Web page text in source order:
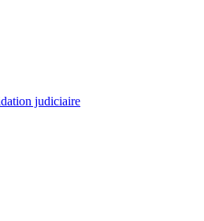
judiciaire